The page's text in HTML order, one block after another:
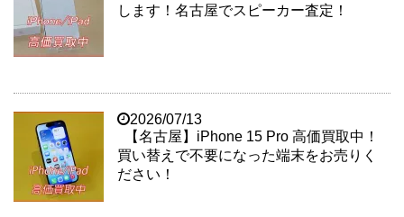
します！名古屋でスピーカー査定！
2026/07/13
【名古屋】iPhone 15 Pro 高価買取中！
買い替えで不要になった端末をお売りく
ださい！